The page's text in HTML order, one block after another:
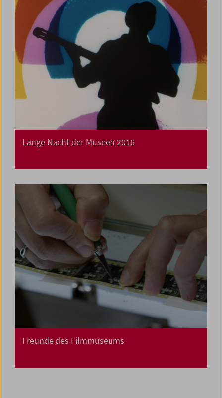
Lange Nacht der Museen 2016
Freunde des Filmmuseums